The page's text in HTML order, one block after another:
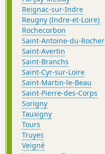
Reignac-sur-Indre
Reugny (Indre-et-Loire)
Rochecorbon
Saint-Antoine-du-Rocher
Saint-Avertin
Saint-Branchs
Saint-Cyr-sur-Loire
Saint-Martin-le-Beau
Saint-Pierre-des-Corps
Sorigny
Tauxigny
Tours
Truyes
Veigné